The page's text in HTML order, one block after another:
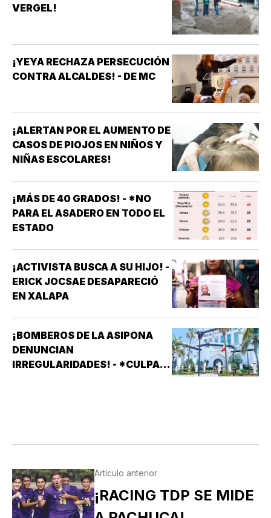
VERGEL!
¡YEYA RECHAZA PERSECUCIÓN
CONTRA ALCALDES! - DE MC
¡ALERTAN POR EL AUMENTO DE
CASOS DE PIOJOS EN NIÑOS Y
NIÑAS ESCOLARES!
¡MÁS DE 40 GRADOS! - *NO
PARA EL ASADERO EN TODO EL
ESTADO
¡ACTIVISTA BUSCA A SU HIJO! -
ERICK JOCSAE DESAPARECIÓ
EN XALAPA
¡BOMBEROS DE LA ASIPONA
DENUNCIAN
IRREGULARIDADES! - *CULPAN
Artículo anterior
¡RACING TDP SE MIDE